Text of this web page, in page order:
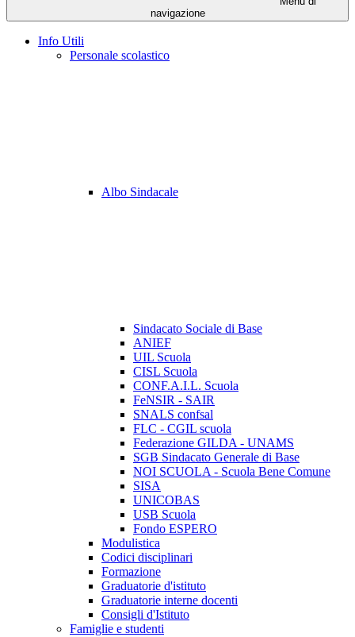
navigazione
Info Utili
Personale scolastico
Albo Sindacale
Sindacato Sociale di Base
ANIEF
UIL Scuola
CISL Scuola
CONF.A.I.L. Scuola
FeNSIR - SAIR
SNALS confsal
FLC - CGIL scuola
Federazione GILDA - UNAMS
SGB Sindacato Generale di Base
NOI SCUOLA - Scuola Bene Comune
SISA
UNICOBAS
USB Scuola
Fondo ESPERO
Modulistica
Codici disciplinari
Formazione
Graduatorie d'istituto
Graduatorie interne docenti
Consigli d'Istituto
Famiglie e studenti